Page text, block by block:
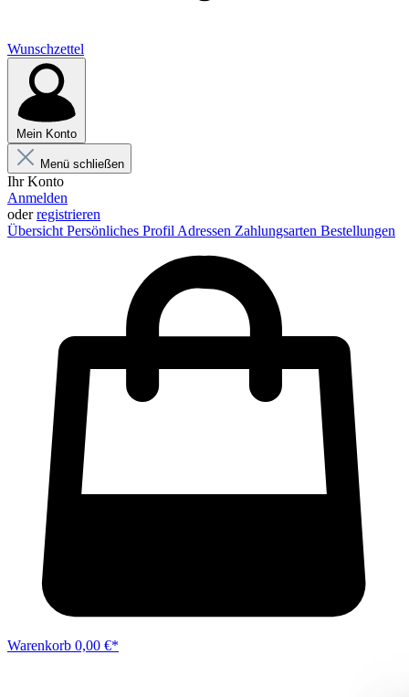
Wunschzettel
Mein Konto
Menü schließen
Ihr Konto
Anmelden
oderregistrieren
Übersicht Persönliches Profil Adressen Zahlungsarten Bestellungen
Warenkorb 0,00 €*